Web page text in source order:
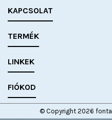
KAPCSOLAT
TERMÉK
LINKEK
FIÓKOD
© Copyright 2026